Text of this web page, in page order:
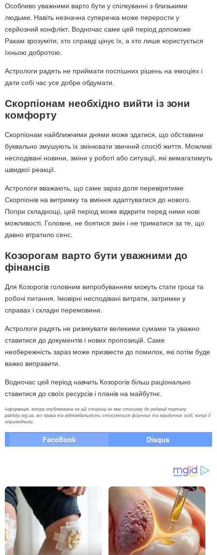
Особливо уважними варто бути у спілкуванні з близькими
людьми. Навіть незначна суперечка може перерости у
серйозний конфлікт. Водночас саме цей період допоможе
Ракам зрозуміти, хто справді цінує їх, а хто лише користується
їхньою добротою.
Астрологи радять не приймати поспішних рішень на емоціях і
дати собі час усе добре обдумати.
Скорпіонам необхідно вийти із зони
комфорту
Скорпіонам найближчими днями може здатися, що обставини
буквально змушують їх змінювати звичний спосіб життя. Можливі
несподівані новини, зміни у роботі або ситуації, які вимагатимуть
швидкої реакції.
Астрологи вважають, що саме зараз доля перевірятиме
Скорпіонів на витримку та вміння адаптуватися до нового.
Попри складнощі, цей період може відкрити перед ними нові
можливості. Головне, не боятися змін і не триматися за те, що
давно втратило сенс.
Козорогам варто бути уважними до
фінансів
Для Козорогів головним випробуванням можуть стати гроші та
робочі питання. Імовірні несподівані витрати, затримки у
справах і складні перемовини.
Астрологи радять не ризикувати великими сумами та уважно
ставитися до документів і нових пропозицій. Саме
необережність зараз може призвести до помилок, які потім буде
важко виправити.
Водночас цей період навчить Козорогів більш раціонально
ставитися до своїх ресурсів і планів на майбутнє.
Інформація, котра опублікована на цій сторінці не має стосунку до редакції порталу
patrioty.org.ua, всі права та відповідальність стосуються фізичних та юридичних осіб, котрі її
оприлюднили.
FaceBook Disqus